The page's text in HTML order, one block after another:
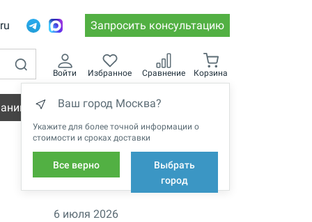
Запросить консультацию
Войти Избранное Сравнение Корзина
Ваш город Москва?
Укажите для более точной информации о
стоимости и сроках доставки
Все верно
Выбрать
город
Вакансии
НОВОСТИ
6 июля 2026